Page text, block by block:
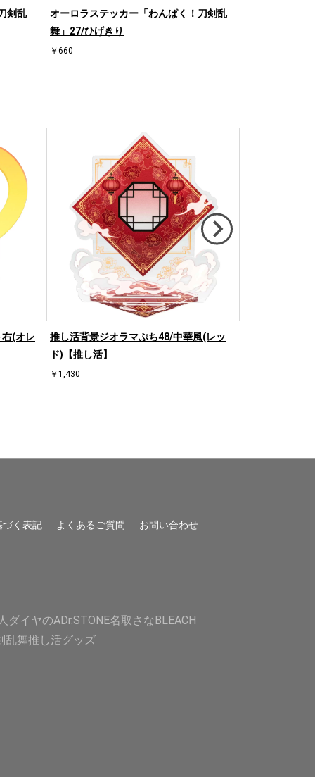
剣乱
オーロラステッカー「わんぱく！刀剣乱
舞」27/ひげきり
￥660
(オレ
推し活背景ジオラマぷち48/中華風(レッ
ド)【推し活】
￥1,430
く表記 よくあるご質問 お問い合わせ
ダイヤのADr.STONE名取さなBLEACH
乱舞推し活グッズ